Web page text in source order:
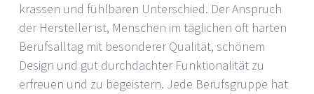
krassen und fühlbaren Unterschied. Der Anspruch
der Hersteller ist, Menschen im täglichen oft harten
Berufsalltag mit besonderer Qualität, schönem
Design und gut durchdachter Funktionalität zu
erfreuen und zu begeistern. Jede Berufsgruppe hat